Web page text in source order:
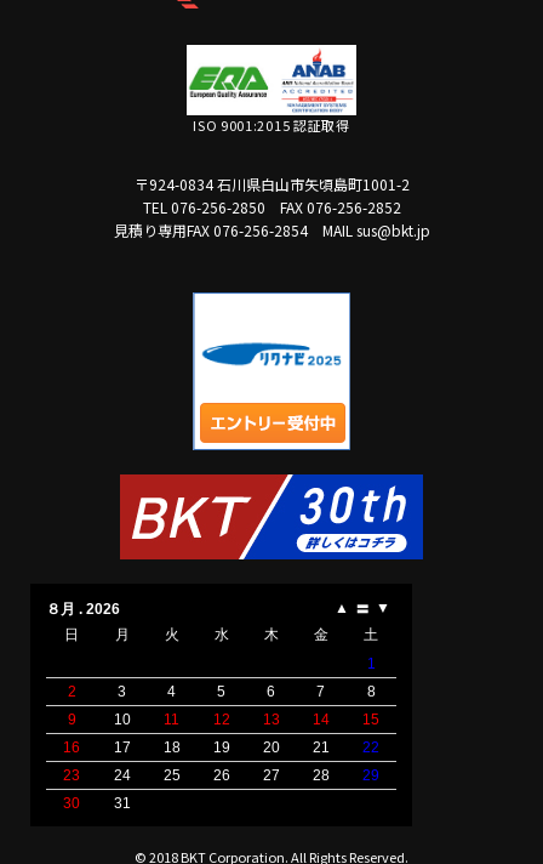
ISO 9001:2015 認証取得
〒924-0834 石川県白山市矢頃島町1001-2
TEL 076-256-2850
FAX 076-256-2852
見積り専用FAX 076-256-2854
MAIL sus@bkt.jp
© 2018 BKT Corporation. All Rights Reserved.